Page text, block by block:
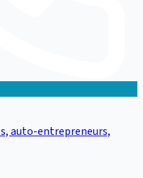
auto-entrepreneurs,